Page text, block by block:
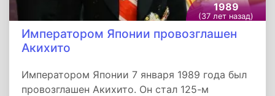
1989
(37 лет назад)
Императором Японии провозглашен
Акихито
Императором Японии 7 января 1989 года был
провозглашен Акихито. Он стал 125-м